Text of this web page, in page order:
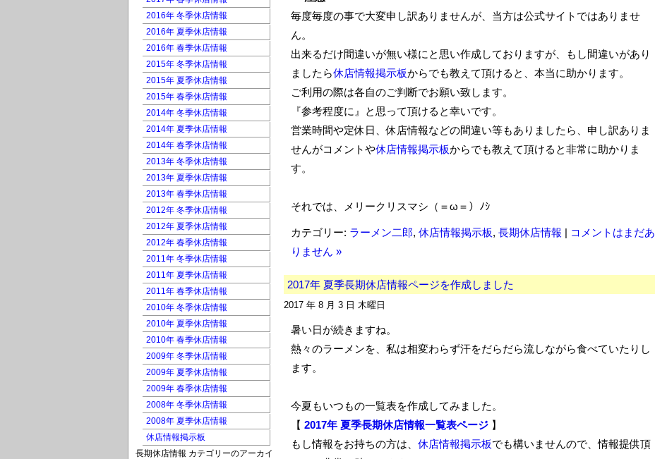
毎度毎度の事で大変申し訳ありませんが、当方は公式サイトではありませ
ん。
出来るだけ間違いが無い様にと思い作成しておりますが、もし間違いがあり
ましたら休店情報掲示板からでも教えて頂けると、本当に助かります。
ご利用の際は各自のご判断でお願い致します。
『参考程度に』と思って頂けると幸いです。
営業時間や定休日、休店情報などの間違い等もありましたら、申し訳ありま
せんがコメントや休店情報掲示板からでも教えて頂けると非常に助かりま
す。
それでは、メリークリスマシ（＝ω＝）ﾉｼ
カテゴリー: ラーメン二郎, 休店情報掲示板, 長期休店情報 | コメントはまだあ
りません »
2017年 夏季長期休店情報ページを作成しました
2017 年 8 月 3 日 木曜日
暑い日が続きますね。
熱々のラーメンを、私は相変わらず汗をだらだら流しながら食べていたりし
ます。
今夏もいつもの一覧表を作成してみました。
【 2017年 夏季長期休店情報一覧表ページ 】
もし情報をお持ちの方は、 休店情報掲示板でも構いませんので、情報提供頂
2016年 冬季休店情報
2016年 夏季休店情報
2016年 春季休店情報
2015年 冬季休店情報
2015年 夏季休店情報
2015年 春季休店情報
2014年 冬季休店情報
2014年 夏季休店情報
2014年 春季休店情報
2013年 冬季休店情報
2013年 夏季休店情報
2013年 春季休店情報
2012年 冬季休店情報
2012年 夏季休店情報
2012年 春季休店情報
2011年 冬季休店情報
2011年 夏季休店情報
2011年 春季休店情報
2010年 冬季休店情報
2010年 夏季休店情報
2010年 春季休店情報
2009年 冬季休店情報
2009年 夏季休店情報
2009年 春季休店情報
2008年 冬季休店情報
2008年 夏季休店情報
休店情報掲示板
長期休店情報 カテゴリーのアーカイ